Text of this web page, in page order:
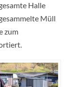
Halle
Müll
zum